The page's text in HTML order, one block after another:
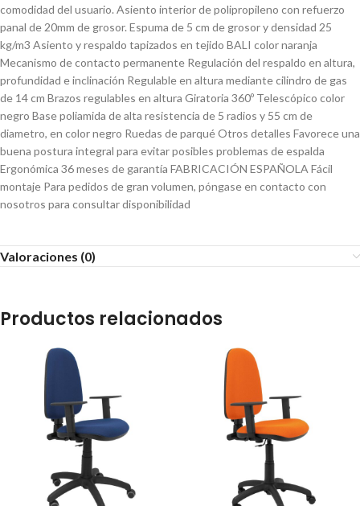
comodidad del usuario. Asiento interior de polipropileno con refuerzo
panal de 20mm de grosor. Espuma de 5 cm de grosor y densidad 25
kg/m3 Asiento y respaldo tapizados en tejido BALI color naranja
Mecanismo de contacto permanente Regulación del respaldo en altura,
profundidad e inclinación Regulable en altura mediante cilindro de gas
de 14 cm Brazos regulables en altura Giratoria 360º Telescópico color
negro Base poliamida de alta resistencia de 5 radios y 55 cm de
diametro, en color negro Ruedas de parqué Otros detalles Favorece una
buena postura integral para evitar posibles problemas de espalda
Ergonómica 36 meses de garantía FABRICACIÓN ESPAÑOLA Fácil
montaje Para pedidos de gran volumen, póngase en contacto con
nosotros para consultar disponibilidad
Valoraciones (0)
Productos relacionados